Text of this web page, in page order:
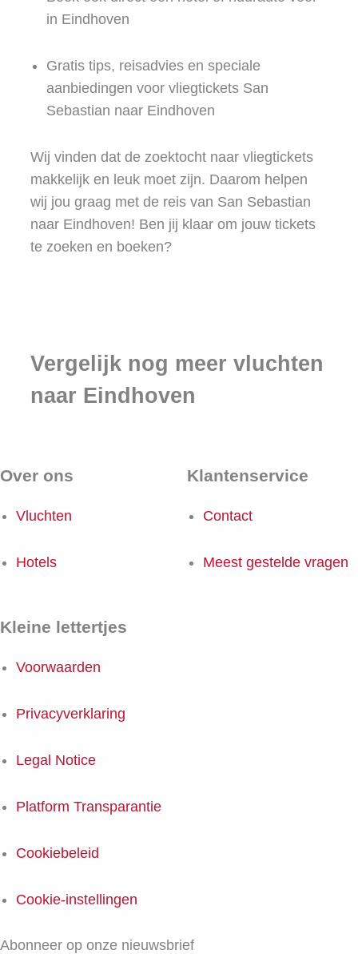
in Eindhoven
Gratis tips, reisadvies en speciale
aanbiedingen voor vliegtickets San
Sebastian naar Eindhoven
Wij vinden dat de zoektocht naar vliegtickets
makkelijk en leuk moet zijn. Daarom helpen
wij jou graag met de reis van San Sebastian
naar Eindhoven! Ben jij klaar om jouw tickets
te zoeken en boeken?
Vergelijk nog meer vluchten
naar Eindhoven
Over ons
Vluchten
Hotels
Klantenservice
Contact
Meest gestelde vragen
Kleine lettertjes
Voorwaarden
Privacyverklaring
Legal Notice
Platform Transparantie
Cookiebeleid
Cookie-instellingen
Abonneer op onze nieuwsbrief